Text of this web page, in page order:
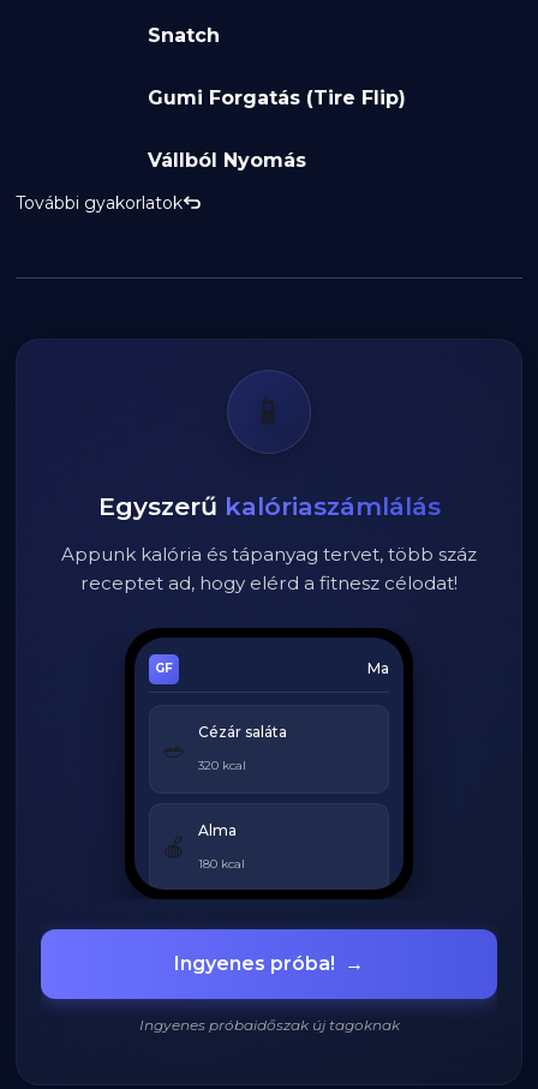
Snatch
Gumi Forgatás (Tire Flip)
Vállból Nyomás
További gyakorlatok
📱
Egyszerű kalóriaszámlálás
Appunk kalória és tápanyag tervet, több száz
receptet ad, hogy elérd a fitnesz célodat!
Ma
🥗
Cézár saláta
320 kcal
🍎
Alma
180 kcal
Grillezett csirke
420 kcal
Ingyenes próba! →
Ingyenes próbaidőszak új tagoknak